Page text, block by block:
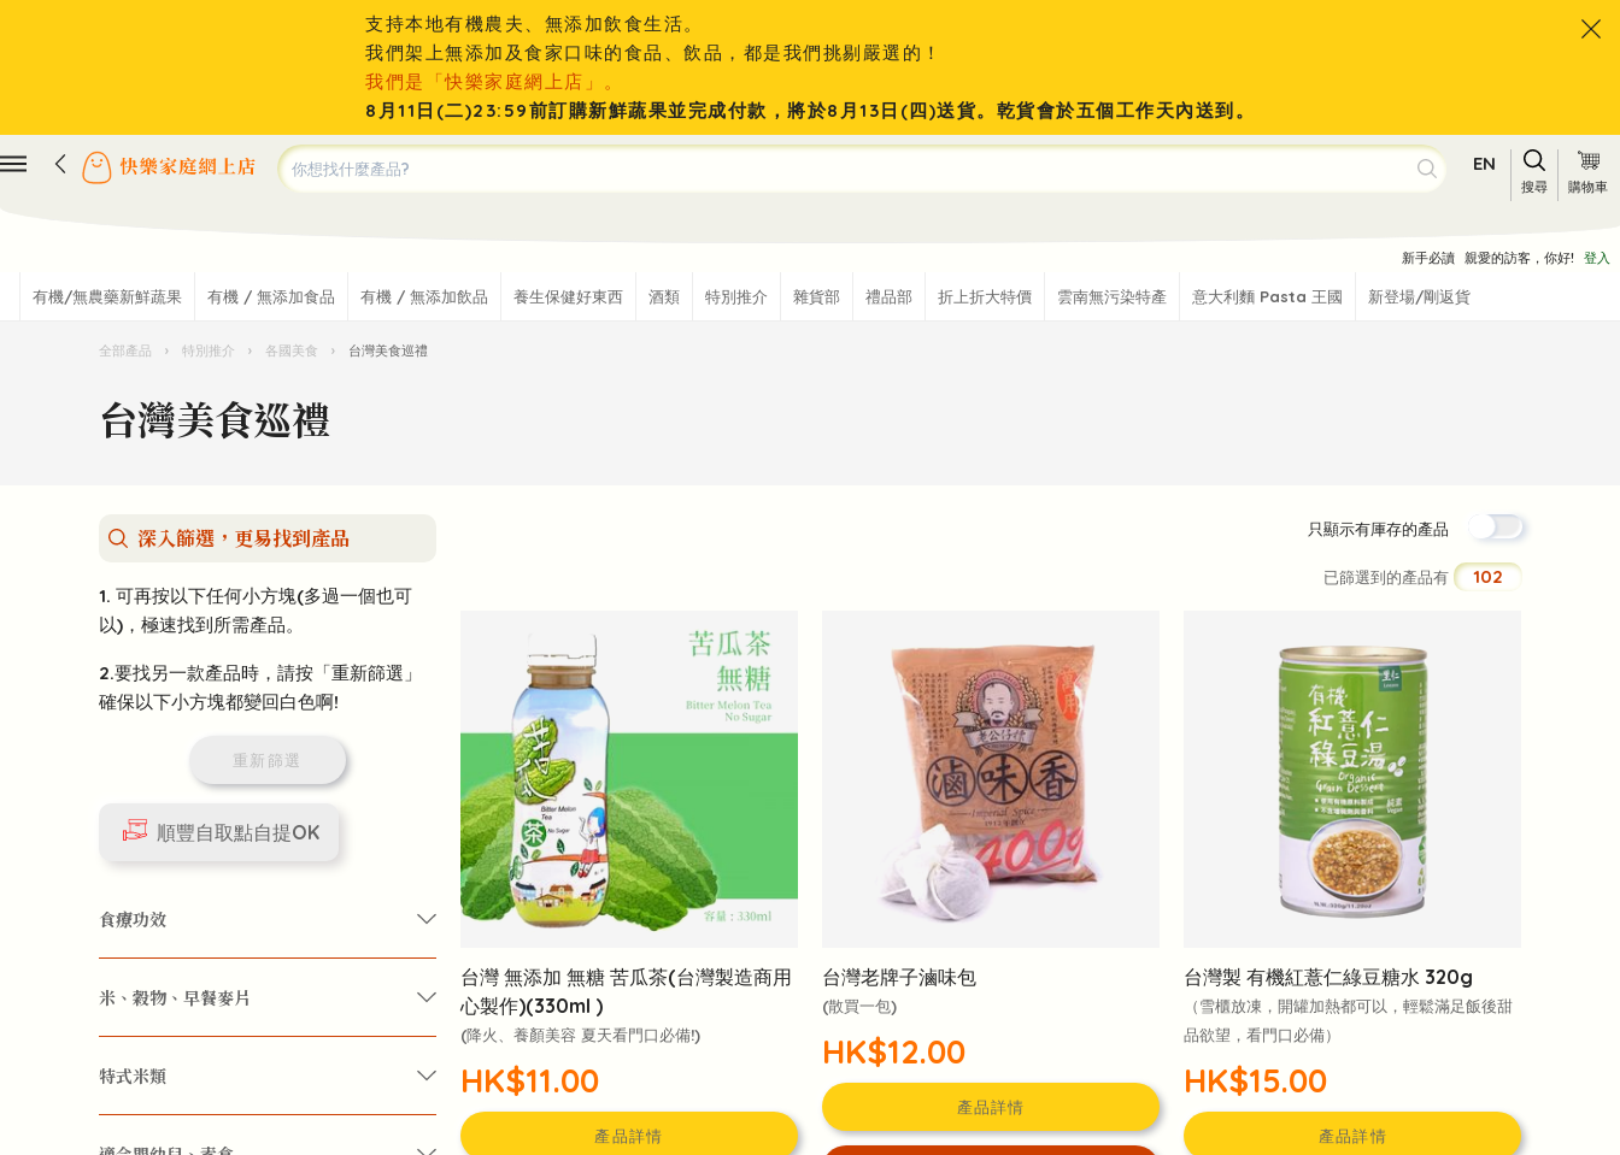
支持本地有機農夫、無添加飲食生活。
我們架上無添加及食家口味的食品、飲品，都是我們挑剔嚴選的！
我們是「快樂家庭網上店」。
8月11日(二)23:59前訂購新鮮蔬果並完成付款，將於8月13日(四)送貨。乾貨會於五個工作天內送到。
EN
搜尋 購物車
新手必讀 親愛的訪客，你好! 登入
有機/無農藥新鮮蔬果 有機 / 無添加食品 有機 / 無添加飲品 養生保健好東西 酒類 特別推介 雜貨部 禮品部 折上折大特價 雲南無污染特產 意大利麵 Pasta 王國 新登場/剛返貨
全部產品 › 特別推介 › 各國美食 › 台灣美食巡禮
台灣美食巡禮
深入篩選，更易找到產品
1. 可再按以下任何小方塊(多過一個也可
以)，極速找到所需產品。
2.要找另一款產品時，請按「重新篩選」
確保以下小方塊都變回白色啊!
重新篩選
順豐自取點自提OK
食療功效
四季保健 女性護理
增強免疫力 壯陽
米、穀物、早餐麥片
特式米類
只顯示有厙存的產品
已篩選到的產品有 102
台灣 無添加 無糖 苦瓜茶(台灣製造商用
心製作)(330ml )
(降火、養顏美容 夏天看門口必備!)
HK$11.00
產品詳情
台灣老牌子滷味包
(散買一包)
HK$12.00
產品詳情
台灣製 有機紅薏仁綠豆糖水 320g
（雪櫃放凍，開罐加熱都可以，輕鬆滿足飯後甜
品欲望，看門口必備）
HK$15.00
產品詳情